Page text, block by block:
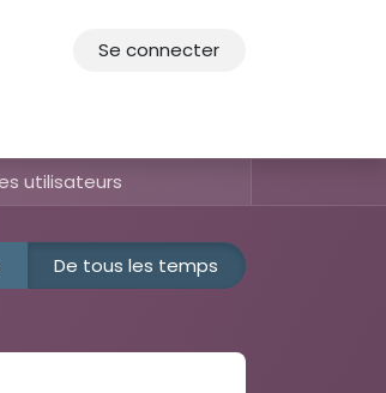
Se connecter
De tous les temps